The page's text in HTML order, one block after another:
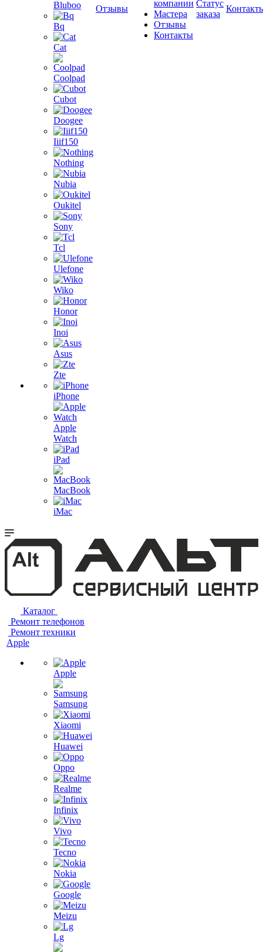
Bluboo
Bq
Cat
Coolpad
Cubot
Doogee
Iiif150
Nothing
Nubia
Oukitel
Sony
Tcl
Ulefone
Wiko
Honor
Inoi
Asus
Zte
iPhone
Apple
Watch
iPad
MacBook
iMac
Отзывы
компании
Мастера
Отзывы
Контакты
Статус
заказа
Каталог
Ремонт телефонов
Ремонт техники
Apple
Apple
Samsung
Xiaomi
Huawei
Oppo
Realme
Infinix
Vivo
Tecno
Nokia
Google
Meizu
Lg